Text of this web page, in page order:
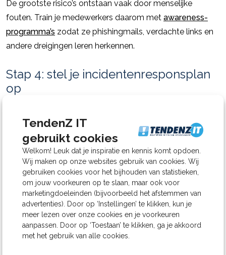
TendenZ IT
gebruikt cookies
Welkom! Leuk dat je inspiratie en kennis komt opdoen.
Wij maken op onze websites gebruik van cookies. Wij
gebruiken cookies voor het bijhouden van statistieken,
om jouw voorkeuren op te slaan, maar ook voor
marketingdoeleinden (bijvoorbeeld het afstemmen van
advertenties). Door op ‘Instellingen’ te klikken, kun je
meer lezen over onze cookies en je voorkeuren
aanpassen. Door op ‘Toestaan’ te klikken, ga je akkoord
met het gebruik van alle cookies.
De grootste risico’s ontstaan vaak door menselijke
fouten. Train je medewerkers daarom met awareness-
programma’s zodat ze phishingmails, verdachte links en
andere dreigingen leren herkennen.
Stap 4: stel je incidentenresponsplan
op
worden gemeld. Dat kan alleen als duidelijk is wie
waarvoor verantwoordelijk is. Leg vast hoe je een incident
herkent, wie actie onderneemt en hoe je de schade
beperkt. Daarnaast is het belangrijk om dit plan
regelmatig te checken en bij te werken.
Stap 5: maak duidelijke afspraken met
partners